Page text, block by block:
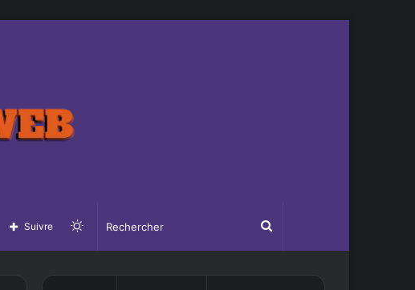
Rechercher
Switch
skin
Suivre